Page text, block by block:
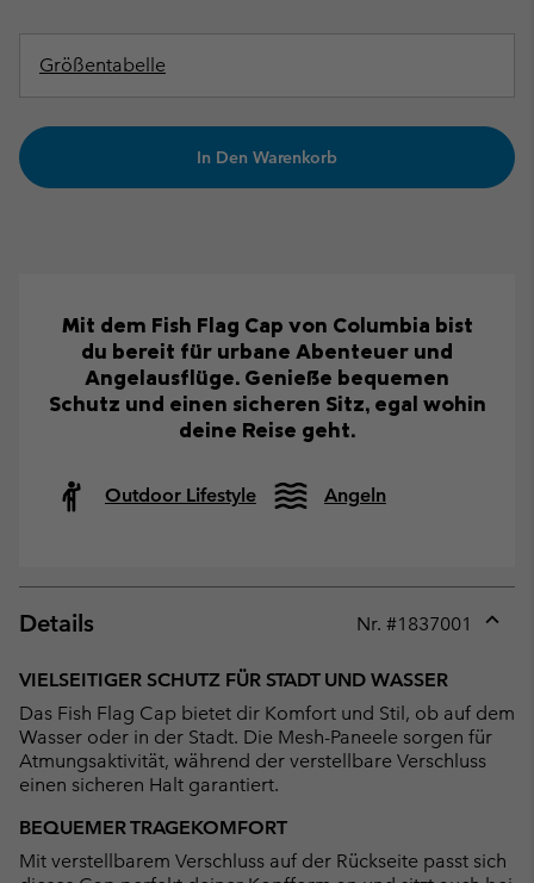
Größentabelle
In Den Warenkorb
Mit dem Fish Flag Cap von Columbia bist
du bereit für urbane Abenteuer und
Angelausflüge. Genieße bequemen
Schutz und einen sicheren Sitz, egal wohin
deine Reise geht.
Outdoor Lifestyle Angeln
Details Nr. #1837001
VIELSEITIGER SCHUTZ FÜR STADT UND WASSER
Das Fish Flag Cap bietet dir Komfort und Stil, ob auf dem
Wasser oder in der Stadt. Die Mesh-Paneele sorgen für
Atmungsaktivität, während der verstellbare Verschluss
einen sicheren Halt garantiert.
BEQUEMER TRAGEKOMFORT
Mit verstellbarem Verschluss auf der Rückseite passt sich